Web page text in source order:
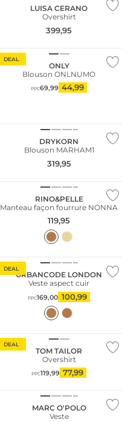
LUISA CERANO
Overshirt
399,95
DEAL
ONLY
Blouson ONLNUMO
PPC69,99 44,99
DRYKORN
Blouson MARHAM1
319,95
RINO&PELLE
Manteau façon fourrure NONNA
119,95
DEAL
URBANCODE LONDON
Veste aspect cuir
PPC169,00 100,99
DEAL
TOM TAILOR
Overshirt
PPC119,99 77,99
MARC O'POLO
Veste